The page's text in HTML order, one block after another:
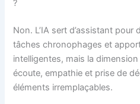
?
Non. L’IA sert d’assistant pour
tâches chronophages et
intelligentes, mais la
écoute, empathie et prise de
éléments irremplaçables.